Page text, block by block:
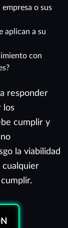
o sus
aplican a su
con
responder
los
cumplir y
la viabilidad
cualquier